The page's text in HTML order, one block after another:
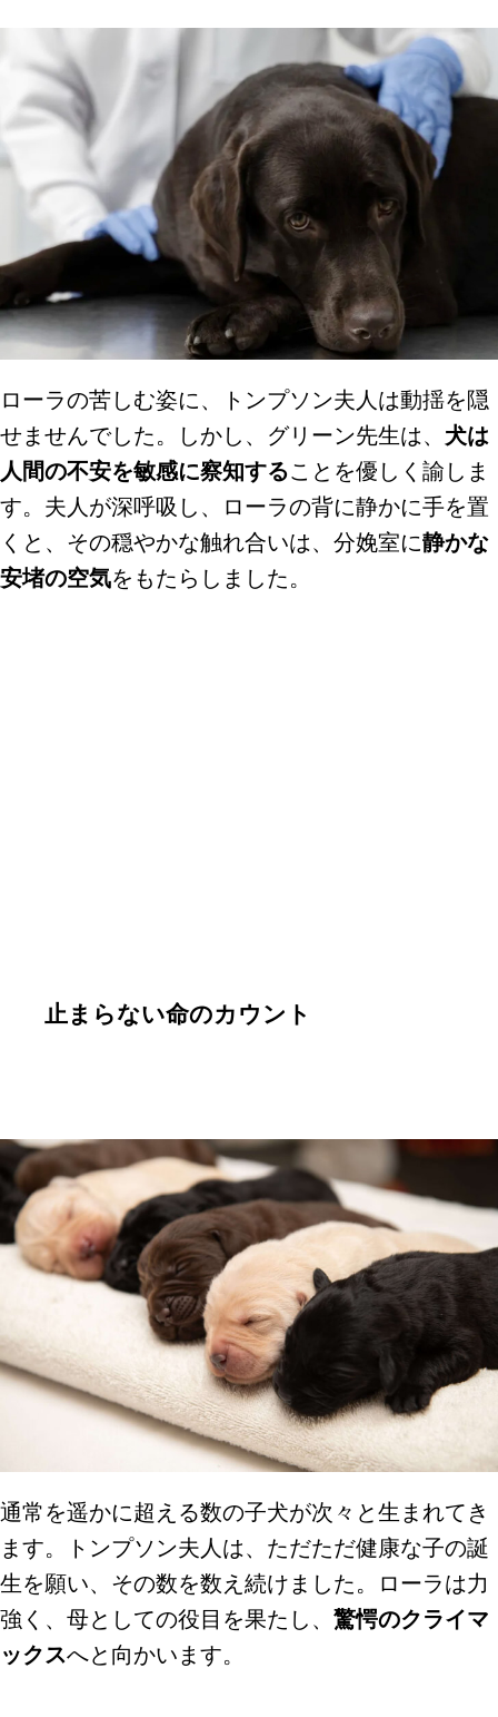
ローラの苦しむ姿に、トンプソン夫人は動揺を隠
せませんでした。しかし、グリーン先生は、 犬は
人間の不安を敏感に察知することを優しく諭しま
す。夫人が深呼吸し、ローラの背に静かに手を置
くと、その穏やかな触れ合いは、分娩室に静かな
安堵の空気をもたらしました。
止まらない命のカウント
通常を遥かに超える数の子犬が次々と生まれてき
ます。トンプソン夫人は、ただただ健康な子の誕
生を願い、その数を数え続けました。ローラは力
強く、母としての役目を果たし、 驚愕のクライマ
ックスへと向かいます。